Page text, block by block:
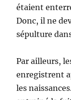
étaient
Donc, il ne
sépulture
Par ailleurs,
enregistrent
les